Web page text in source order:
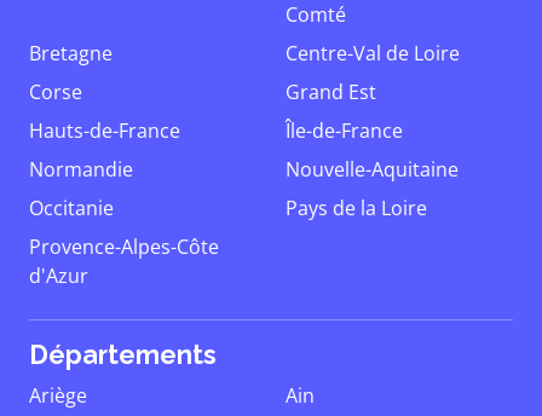
Comté
Bretagne
Centre-Val de Loire
Corse
Grand Est
Hauts-de-France
Île-de-France
Normandie
Nouvelle-Aquitaine
Occitanie
Pays de la Loire
Provence-Alpes-Côte
d'Azur
Départements
Ariège
Ain